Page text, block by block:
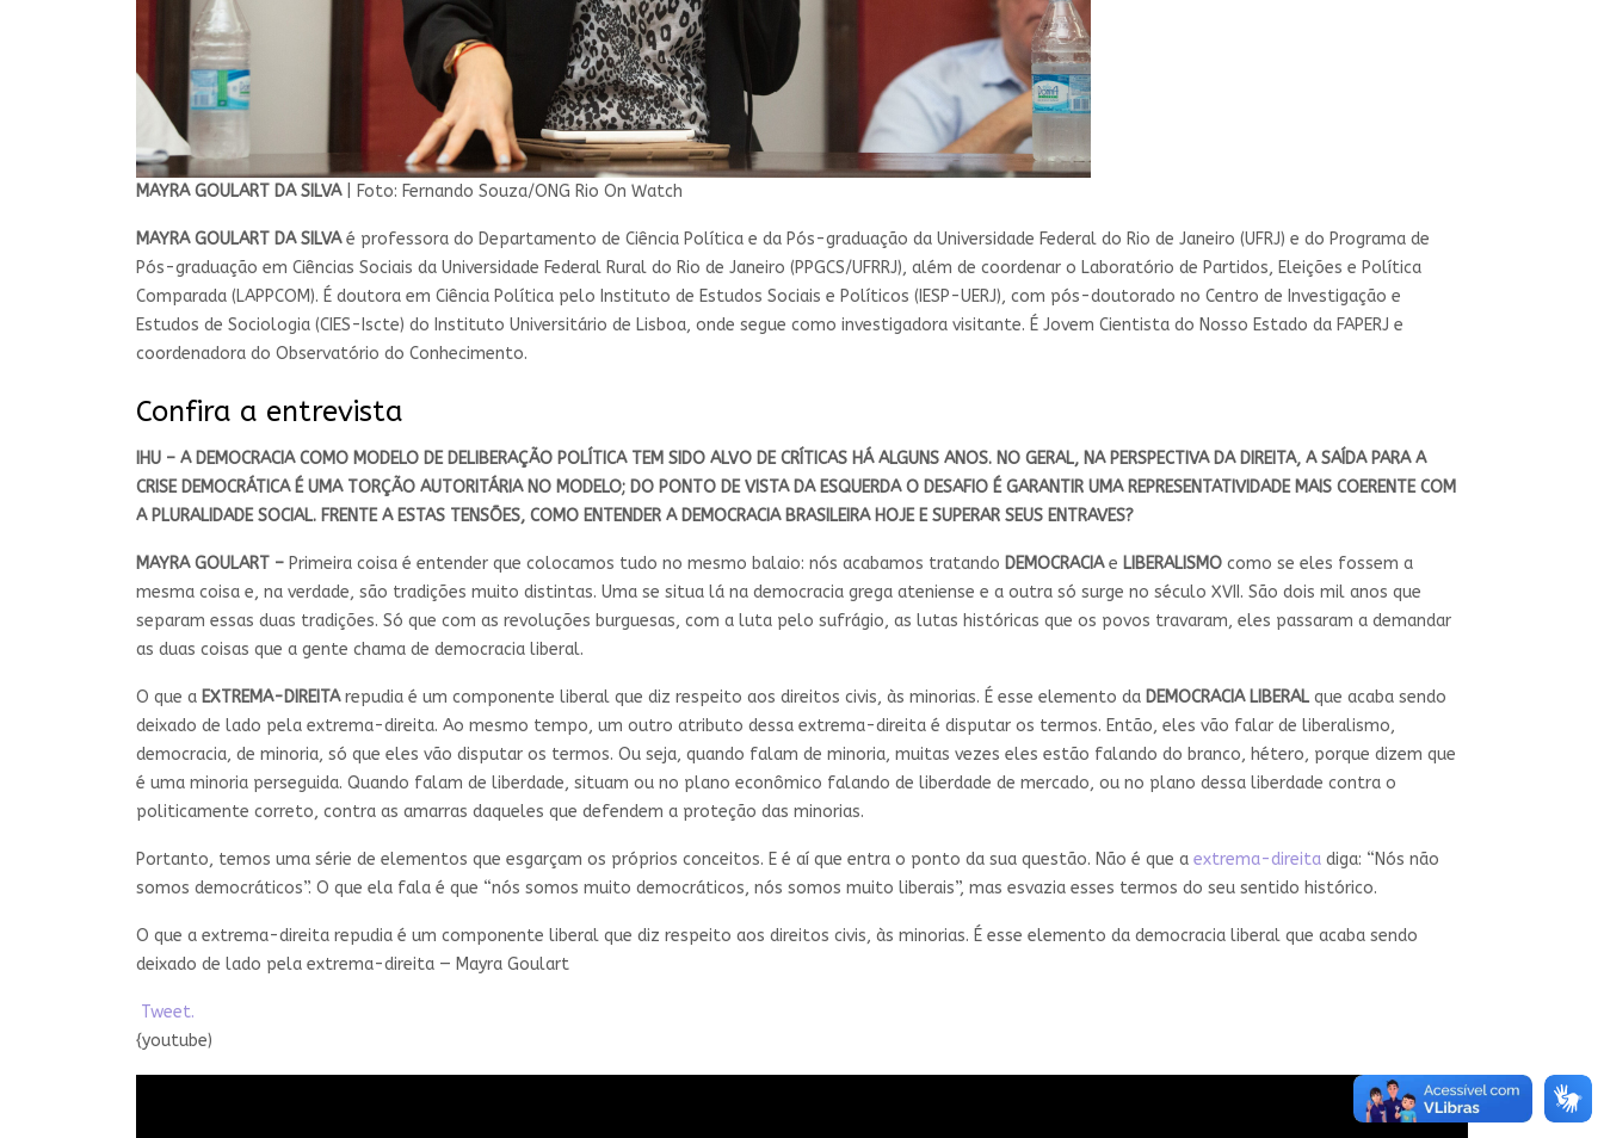
MAYRA GOULART DA SILVA| Foto: Fernando Souza/ONG Rio On Watch
MAYRA GOULART DA SILVAé professora do Departamento de Ciência Política e da Pós-graduação da Universidade Federal do Rio de Janeiro (UFRJ) e do Programa de
Pós-graduação em Ciências Sociais da Universidade Federal Rural do Rio de Janeiro (PPGCS/UFRRJ), além de coordenar o Laboratório de Partidos, Eleições e Política
Comparada (LAPPCOM). É doutora em Ciência Política pelo Instituto de Estudos Sociais e Políticos (IESP-UERJ), com pós-doutorado no Centro de Investigação e
Estudos de Sociologia (CIES-Iscte) do Instituto Universitário de Lisboa, onde segue como investigadora visitante. É Jovem Cientista do Nosso Estado da FAPERJ e
coordenadora do Observatório do Conhecimento.
Confira a entrevista
IHU – A DEMOCRACIA COMO MODELO DE DELIBERAÇÃO POLÍTICA TEM SIDO ALVO DE CRÍTICAS HÁ ALGUNS ANOS. NO GERAL, NA PERSPECTIVA DA DIREITA, A SAÍDA PARA A
CRISE DEMOCRÁTICA É UMA TORÇÃO AUTORITÁRIA NO MODELO; DO PONTO DE VISTA DA ESQUERDA O DESAFIO É GARANTIR UMA REPRESENTATIVIDADE MAIS COERENTE COM
A PLURALIDADE SOCIAL. FRENTE A ESTAS TENSÕES, COMO ENTENDER A DEMOCRACIA BRASILEIRA HOJE E SUPERAR SEUS ENTRAVES?
MAYRA GOULART – Primeira coisa é entender que colocamos tudo no mesmo balaio: nós acabamos tratando DEMOCRACIAe LIBERALISMO como se eles fossem a
mesma coisa e, na verdade, são tradições muito distintas. Uma se situa lá na democracia grega ateniense e a outra só surge no século XVII. São dois mil anos que
separam essas duas tradições. Só que com as revoluções burguesas, com a luta pelo sufrágio, as lutas históricas que os povos travaram, eles passaram a demandar
as duas coisas que a gente chama de democracia liberal.
O que a EXTREMA-DIREITArepudia é um componente liberal que diz respeito aos direitos civis, às minorias. É esse elemento da DEMOCRACIA LIBERAL que acaba sendo
deixado de lado pela extrema-direita. Ao mesmo tempo, um outro atributo dessa extrema-direita é disputar os termos. Então, eles vão falar de liberalismo,
democracia, de minoria, só que eles vão disputar os termos. Ou seja, quando falam de minoria, muitas vezes eles estão falando do branco, hétero, porque dizem que
é uma minoria perseguida. Quando falam de liberdade, situam ou no plano econômico falando de liberdade de mercado, ou no plano dessa liberdade contra o
politicamente correto, contra as amarras daqueles que defendem a proteção das minorias.
Portanto, temos uma série de elementos que esgarçam os próprios conceitos. E é aí que entra o ponto da sua questão. Não é que a extrema-direita diga: “Nós não
somos democráticos”. O que ela fala é que “nós somos muito democráticos, nós somos muito liberais”, mas esvazia esses termos do seu sentido histórico.
O que a extrema-direita repudia é um componente liberal que diz respeito aos direitos civis, às minorias. É esse elemento da democracia liberal que acaba sendo
deixado de lado pela extrema-direita — Mayra Goulart
Tweet.
{youtube)